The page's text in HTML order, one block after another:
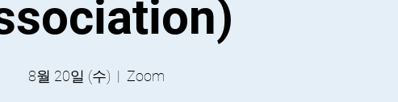
8월 20일 (수)
  |
Zoom